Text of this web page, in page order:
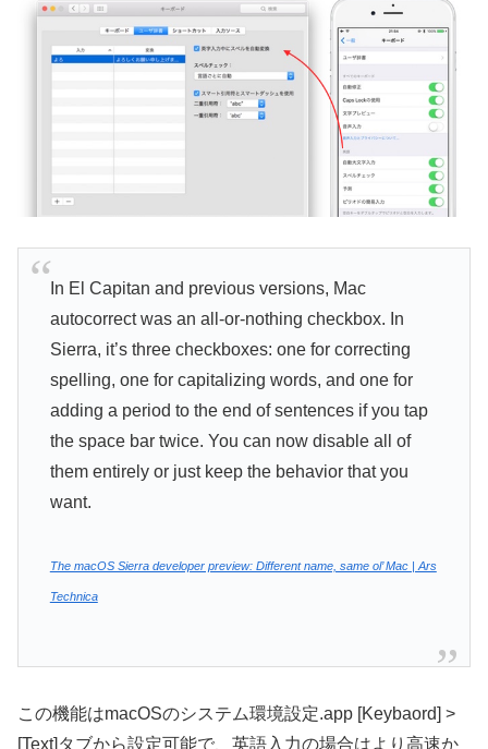
In El Capitan and previous versions, Mac
autocorrect was an all-or-nothing checkbox. In
Sierra, it’s three checkboxes: one for correcting
spelling, one for capitalizing words, and one for
adding a period to the end of sentences if you tap
the space bar twice. You can now disable all of
them entirely or just keep the behavior that you
want.
The macOS Sierra developer preview: Different name, same ol’ Mac | Ars
Technica
この機能はmacOSのシステム環境設定.app [Keybaord] >
[Text]タブから設定可能で、英語入力の場合はより高速か